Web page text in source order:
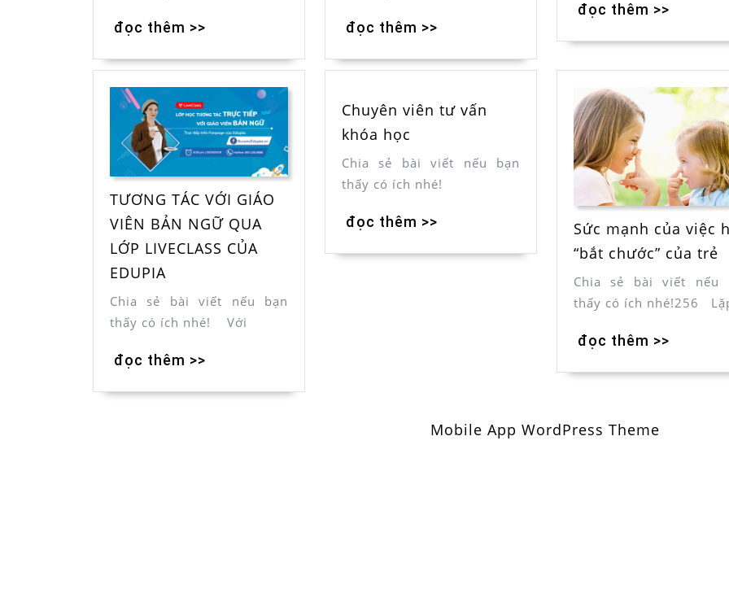
đọc thêm >> đọc thêm >>
đọc thêm >>
TƯƠNG TÁC VỚI GIÁO
VIÊN BẢN NGỮ QUA
LỚP LIVECLASS CỦA
EDUPIA
Chia sẻ bài viết nếu bạn
thấy có ích nhé! Với
đọc thêm >>
Chuyên viên tư vấn
khóa học
Chia sẻ bài viết nếu bạn
thấy có ích nhé!
đọc thêm >>
Sức mạnh của việc
“bắt chước” của trẻ
Chia sẻ bài viết nếu
thấy có ích nhé!256
đọc thêm >>
Mobile App WordPress Theme